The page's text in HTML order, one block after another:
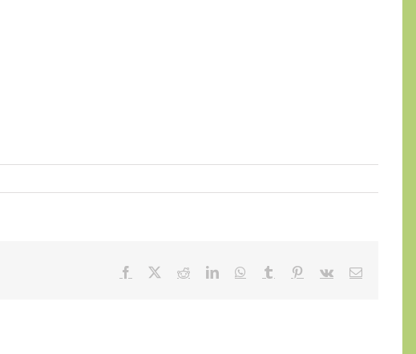
Facebook RedditLinkedInWhatsApp
Tumblr Pinterest
Vk
E-